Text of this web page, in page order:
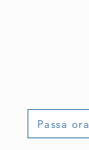
Passa